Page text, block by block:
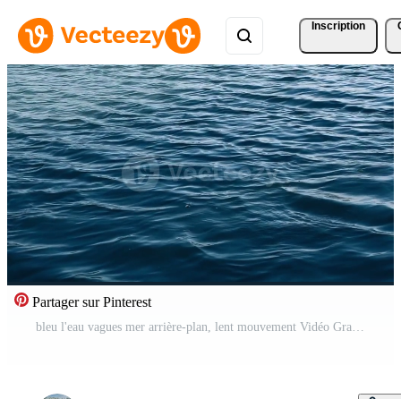
Inscription
Partager sur Pinterest
bleu l'eau vagues mer arrière-plan, lent mouvement Vidéo Gratuite